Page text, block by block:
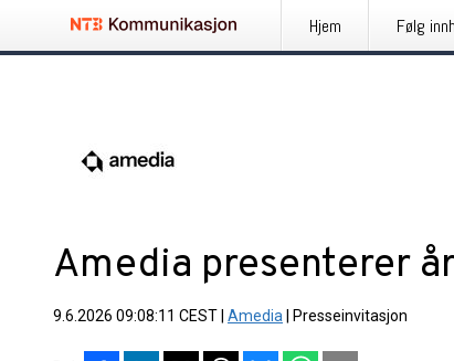
Hjem Følg
Amedia presenterer
9.6.2026 09:08:11 CEST Amedia Presseinvitasjon